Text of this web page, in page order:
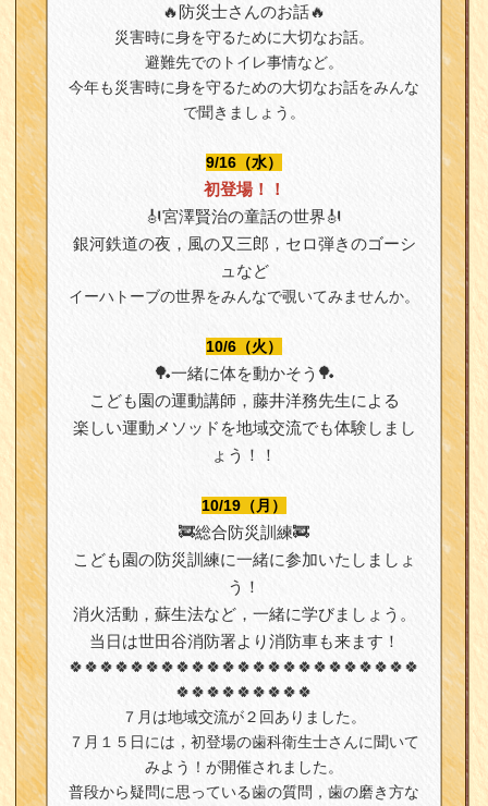
🔥防災士さんのお話🔥
災害時に身を守るために大切なお話。
避難先でのトイレ事情など。
今年も災害時に身を守るための大切なお話をみんな
で聞きましょう。
9/16（水）
初登場！！
🎻宮澤賢治の童話の世界🎻
銀河鉄道の夜，風の又三郎，セロ弾きのゴーシ
ュなど
イーハトーブの世界をみんなで覗いてみませんか。
10/6（火）
🏓一緒に体を動かそう🏓
こども園の運動講師，藤井洋務先生による
楽しい運動メソッドを地域交流でも体験しまし
ょう！！
10/19（月）
🚒総合防災訓練🚒
こども園の防災訓練に一緒に参加いたしましょ
う！
消火活動，蘇生法など，一緒に学びましょう。
当日は世田谷消防署より消防車も来ます！
🍀🍀🍀🍀🍀🍀🍀🍀🍀🍀🍀🍀🍀🍀🍀🍀🍀🍀🍀🍀🍀🍀🍀
🍀🍀🍀🍀🍀🍀🍀🍀🍀
７月は地域交流が２回ありました。
７月１５日には，初登場の歯科衛生士さんに聞いて
みよう！が開催されました。
普段から疑問に思っている歯の質問，歯の磨き方な